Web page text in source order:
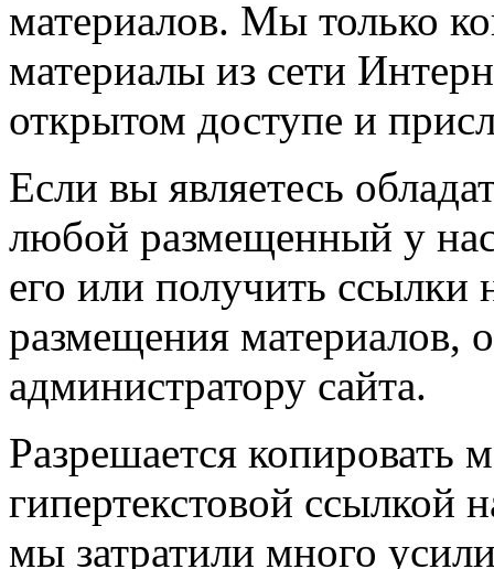
материалов. Мы только
материалы из сети
открытом доступе и
Если вы являетесь
любой размещенный у
его или получить ссылки
размещения материалов,
администратору сайта.
Разрешается копировать
гипертекстовой ссылкой
мы затратили много